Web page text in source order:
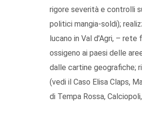
rigore severità e controlli
politici mangia-soldi);
lucano in Val d'Agri, –
ossigeno ai paesi delle
dalle cartine geografiche;
(vedi il Caso Elisa Claps,
di Tempa Rossa,